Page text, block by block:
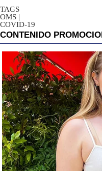
TAGS
OMS |
COVID-19